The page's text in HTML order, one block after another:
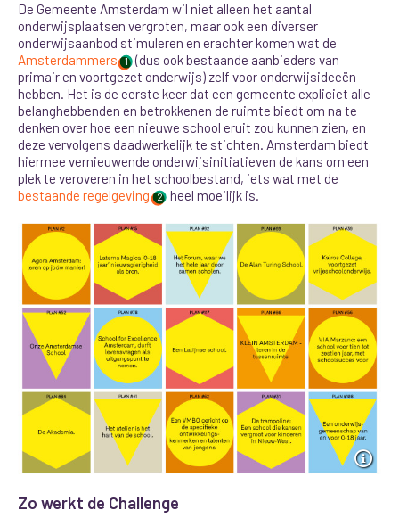
De Gemeente Amsterdam wil niet alleen het aantal
onderwijsplaatsen vergroten, maar ook een diverser
onderwijsaanbod stimuleren en erachter komen wat de
Amsterdammers 1 (dus ook bestaande aanbieders van
primair en voortgezet onderwijs) zelf voor onderwijsideeën
hebben. Het is de eerste keer dat een gemeente expliciet alle
belanghebbenden en betrokkenen de ruimte biedt om na te
denken over hoe een nieuwe school eruit zou kunnen zien, en
deze vervolgens daadwerkelijk te stichten. Amsterdam biedt
hiermee vernieuwende onderwijsinitiatieven de kans om een
plek te veroveren in het schoolbestand, iets wat met de
bestaande regelgeving
2 heel moeilijk is.
Zo werkt de Challenge